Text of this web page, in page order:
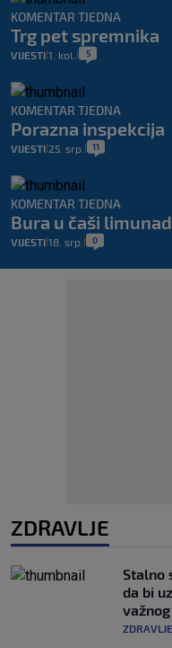
KOMENTAR TJEDNA
Trg pet spremnika
VIJESTI 1. kol. 5
KOMENTAR TJEDNA
Porazna inspekcija
VIJESTI 25. srp. 11
KOMENTAR TJEDNA
Bura u čaši
VIJESTI 18. srp. 0
ZDRAVLJE
Stalno
da bi
ZDRAVLJE